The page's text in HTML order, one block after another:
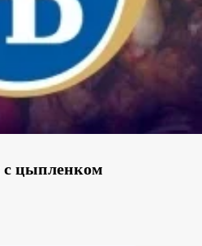
с цыпленком